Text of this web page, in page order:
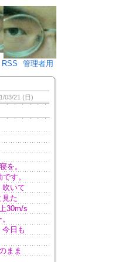
♪)÷2
RSS 管理者用
03/21 (日)
を。
す。
いて
見た
30m/s
日も
まま